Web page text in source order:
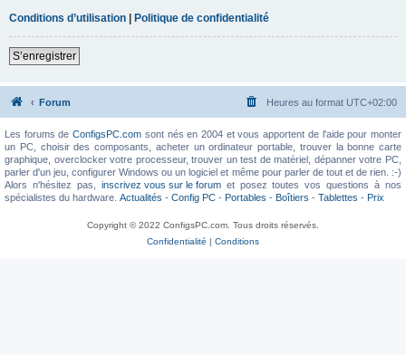
Conditions d’utilisation | Politique de confidentialité
S’enregistrer
Forum Heures au format UTC+02:00
Les forums deConfigsPC.com sont nés en 2004 et vous apportent de l'aide pour monter
un PC, choisir des composants, acheter un ordinateur portable, trouver la bonne carte
graphique, overclocker votre processeur, trouver un test de matériel, dépanner votre PC,
parler d'un jeu, configurer Windows ou un logiciel et même pour parler de tout et de rien. :-)
Alors n'hésitez pas, inscrivez vous sur le forumet posez toutes vos questions à nos
spécialistes du hardware. Actualités - Config PC - Portables - Boîtiers - Tablettes - Prix
Copyright © 2022 ConfigsPC.com. Tous droits réservés.
Confidentialité | Conditions